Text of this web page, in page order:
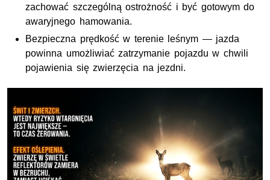
zachować szczególną ostrożność i być gotowym do
awaryjnego hamowania.
Bezpieczna prędkość w terenie leśnym — jazda
powinna umożliwiać zatrzymanie pojazdu w chwili
pojawienia się zwierzęcia na jezdni.